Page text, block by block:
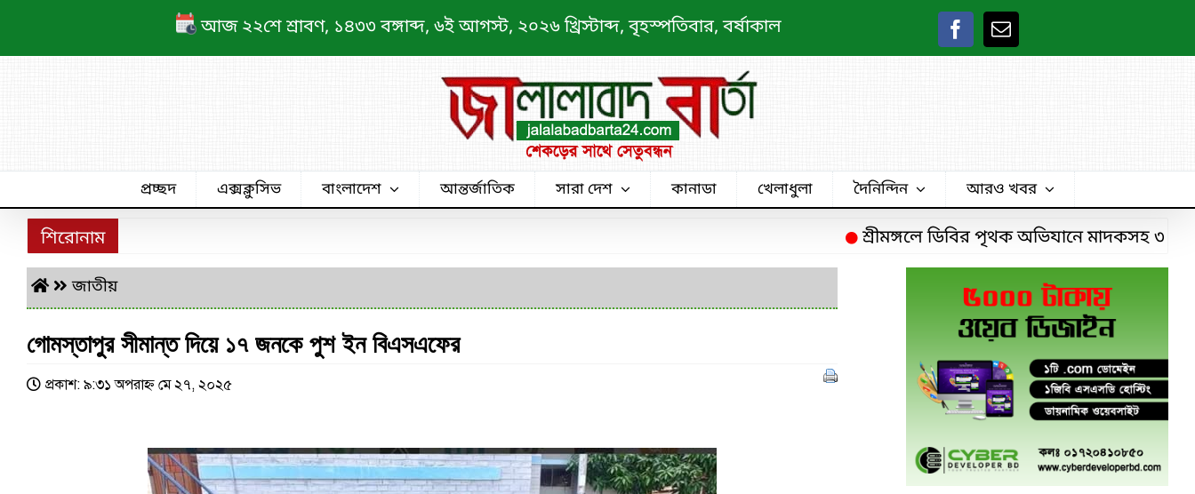
আজ ২২শে শ্রাবণ, ১৪৩৩ বঙ্গাব্দ, ৬ই আগস্ট, ২০২৬ খ্রিস্টাব্দ, বৃহস্পতিবার, বর্ষাকাল
প্রচ্ছদ এক্সক্লুসিভ বাংলাদেশ আন্তর্জাতিক সারা দেশ কানাডা খেলাধুলা দৈনিন্দিন আরও খবর
শিরোনাম শ্রীমঙ্গলে ডিবির পৃথক অভিযানে মাদকসহ ৩ চিহ্নিত
জাতীয়
গোমস্তাপুর সীমান্ত দিয়ে ১৭ জনকে পুশ ইন বিএসএফের
প্রকাশ: ৯:৩১ অপরাহ্ণ মে ২৭, ২০২৫